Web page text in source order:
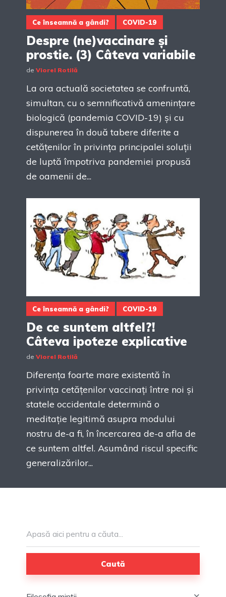
Ce înseamnă a gândi? COVID-19
Despre (ne)vaccinare și
prostie. (3) Câteva variabile
de Viorel Rotilă
La ora actuală societatea se confruntă,
simultan, cu o semnificativă amenințare
biologică (pandemia COVID-19) și cu
dispunerea în două tabere diferite a
cetățenilor în privința principalei soluții
de luptă împotriva pandemiei propusă
de oamenii de...
Ce înseamnă a gândi? COVID-19
De ce suntem altfel?!
Câteva ipoteze explicative
de Viorel Rotilă
Diferența foarte mare existentă în
privința cetățenilor vaccinați între noi și
statele occidentale determină o
meditație legitimă asupra modului
nostru de-a fi, în încercarea de-a afla de
ce suntem altfel. Asumând riscul specific
generalizărilor...
Caută